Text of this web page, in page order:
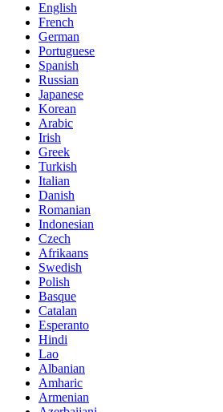
English
French
German
Portuguese
Spanish
Russian
Japanese
Korean
Arabic
Irish
Greek
Turkish
Italian
Danish
Romanian
Indonesian
Czech
Afrikaans
Swedish
Polish
Basque
Catalan
Esperanto
Hindi
Lao
Albanian
Amharic
Armenian